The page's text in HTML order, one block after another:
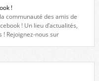
!
communauté des amis de
! Un lieu d’actualités,
! Rejoignez-nous sur